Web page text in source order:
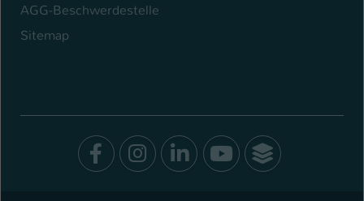
AGG-Beschwerdestelle
Sitemap
Facebook
Instagram
LinkedIn
Youtube